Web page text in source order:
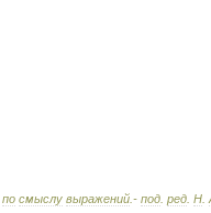
по смыслу выражений .- под ред Н